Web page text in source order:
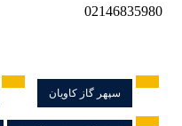
02146835980
سپهر گاز کاویان